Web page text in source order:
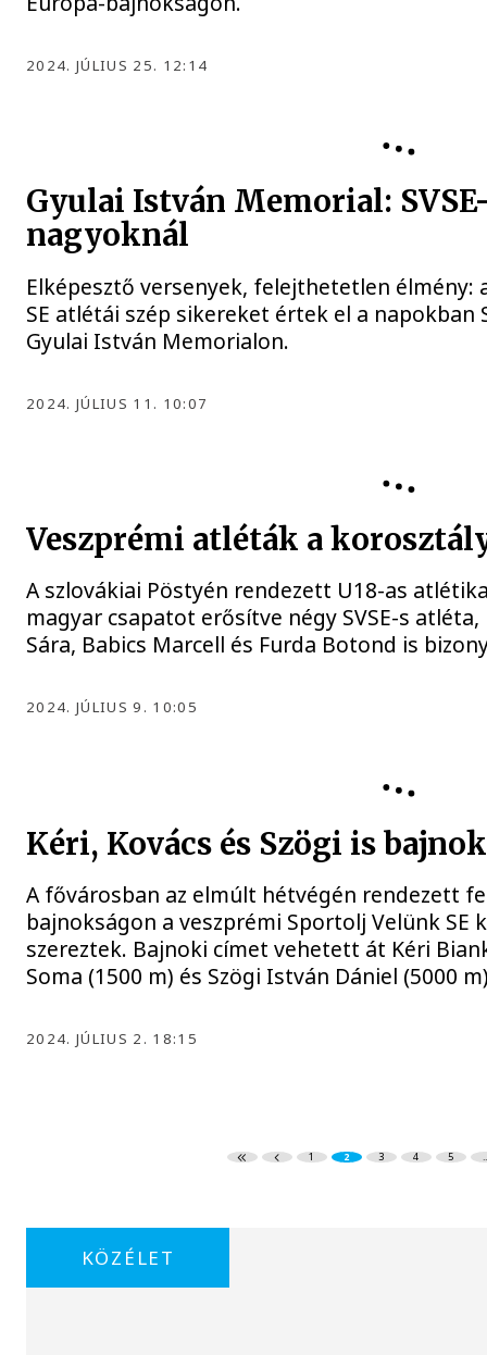
2024. JÚLIUS 25. 12:14
Gyulai István Memorial:
nagyoknál
Elképesztő versenyek, felejthetetlen élmény:
SE atlétái szép sikereket értek el a
Gyulai István Memorialon.
2024. JÚLIUS 11. 10:07
Veszprémi atléták a
A szlovákiai Pöstyén rendezett U18-as
magyar csapatot erősítve négy SVSE-s
Sára, Babics Marcell és Furda Botond is
2024. JÚLIUS 9. 10:05
Kéri, Kovács és Szögi is
A fővárosban az elmúlt hétvégén rendezett
bajnokságon a veszprémi Sportolj Velünk SE
szereztek. Bajnoki címet vehetett át Kéri
Soma (1500 m) és Szögi István Dániel (5000
2024. JÚLIUS 2. 18:15
1 2 3 4 5
KÖZÉLET